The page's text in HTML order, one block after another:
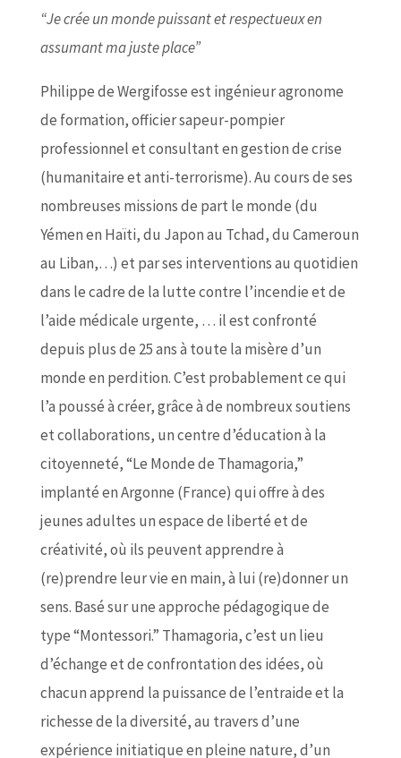
“Je crée un monde puissant et respectueuxen
assumant ma juste place”
Philippe de Wergifosse est ingénieur agronome
de formation, officier sapeur-pompier
professionnel et consultant en gestion de crise
(humanitaire et anti-terrorisme). Au cours de ses
nombreuses missions de part le monde (du
Yémen en Haïti, du Japon au Tchad, du Cameroun
au Liban,…) et par ses interventions au quotidien
dans le cadre de la lutte contre l’incendie et de
l’aide médicale urgente, … il est confronté
depuis plus de 25 ans à toute la misère d’un
monde en perdition. C’est probablement ce qui
l’a poussé à créer, grâce à de nombreux soutiens
et collaborations, un centre d’éducation à la
citoyenneté, “Le Monde de Thamagoria,”
implanté en Argonne (France) qui offre à des
jeunes adultes un espace de liberté et de
créativité, où ils peuvent apprendre à
(re)prendre leur vie en main, à lui (re)donner un
sens. Basé sur une approche pédagogique de
type “Montessori.” Thamagoria, c’est un lieu
d’échange et de confrontation des idées, où
chacun apprend la puissance de l’entraide et la
richesse de la diversité, au travers d’une
expérience initiatique en pleine nature, d’un